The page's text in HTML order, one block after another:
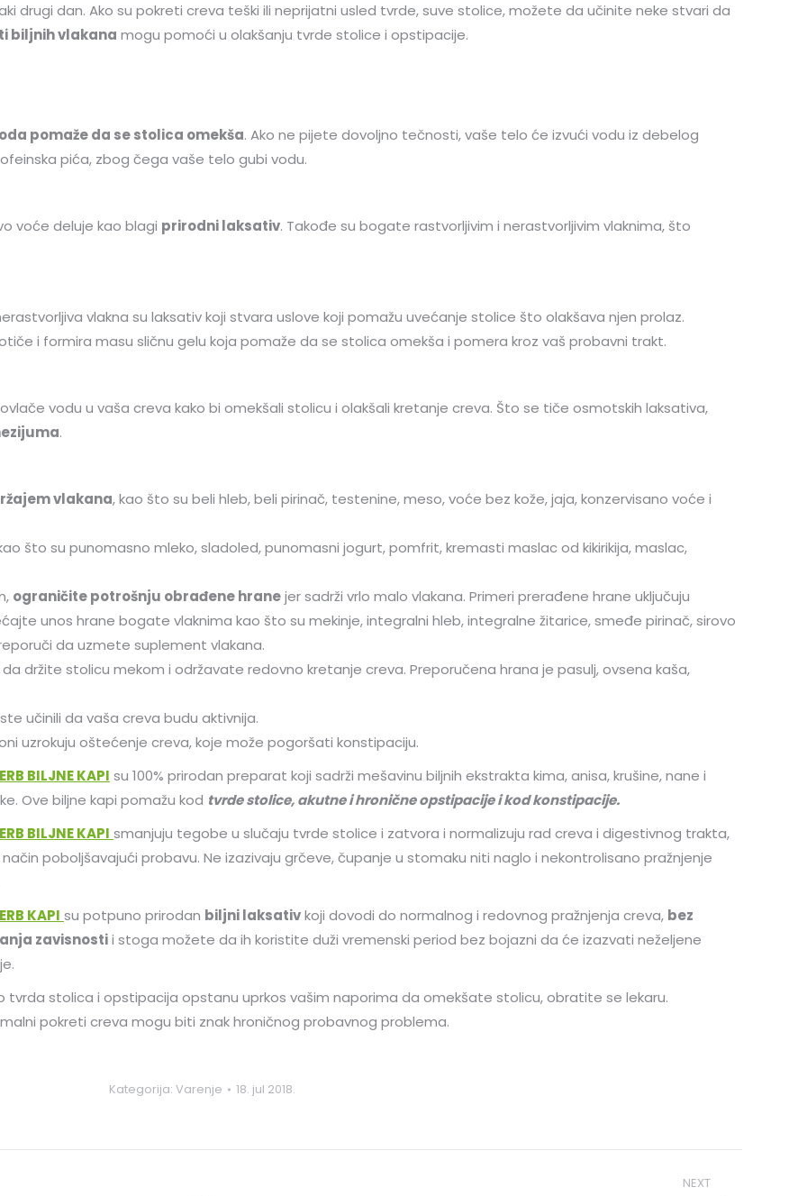
drugi dan. Ako su pokreti creva teški ili neprijatni usled tvrde, suve stolice, možete da učinite neke stvari da
biljnih vlakana mogu pomoći u olakšanju tvrde stolice i opstipacije.
pomaže da se stolica omekša. Ako ne pijete dovoljno tečnosti, vaše telo će izvući vodu iz debelog
pića, zbog čega vaše telo gubi vodu.
voće deluje kao blagi prirodni laksativ. Takođe su bogate rastvorljivim i nerastvorljivim vlaknima, što
vlakna su laksativ koji stvara uslove koji pomažu uvećanje stolice što olakšava njen prolaz.
i formira masu sličnu gelu koja pomaže da se stolica omekša i pomera kroz vaš probavni trakt.
vodu u vaša creva kako bi omekšali stolicu i olakšali kretanje creva. Što se tiče osmotskih laksativa,
.
vlakana, kao što su beli hleb, beli pirinač, testenine, meso, voće bez kože, jaja, konzervisano voće i
što su punomasno mleko, sladoled, punomasni jogurt, pomfrit, kremasti maslac od kikirikija, maslac,
ograničite potrošnju obrađene hranejer sadrži vrlo malo vlakana. Primeri prerađene hrane uključuju
unos hrane bogate vlaknima kao što su mekinje, integralni hleb, integralne žitarice, smeđe pirinač, sirovo
da uzmete suplement vlakana.
držite stolicu mekom i održavate redovno kretanje creva. Preporučena hrana je pasulj, ovsena kaša,
učinili da vaša creva budu aktivnija.
uzrokuju oštećenje creva, koje može pogoršati konstipaciju.
BILJNE KAPI su 100% prirodan preparat koji sadrži mešavinu biljnih ekstrakta kima, anisa, krušine, nane i
Ove biljne kapi pomažu kod tvrde stolice, akutne i hronične opstipacije i kod konstipacije.
BILJNE KAPI smanjuju tegobe u slučaju tvrde stolice i zatvora i normalizuju rad creva i digestivnog trakta,
poboljšavajući probavu. Ne izazivaju grčeve, čupanje u stomaku niti naglo i nekontrolisano pražnjenje
KAPI su potpuno prirodan biljni laksativkoji dovodi do normalnog i redovnog pražnjenja creva, bez
zavisnostii stoga možete da ih koristite duži vremenski period bez bojazni da će izazvati neželjene
tvrda stolica i opstipacija opstanu uprkos vašim naporima da omekšate stolicu, obratite se lekaru.
pokreti creva mogu biti znak hroničnog probavnog problema.
Kategorija: Varenje 18. jul 2018.
NEXT